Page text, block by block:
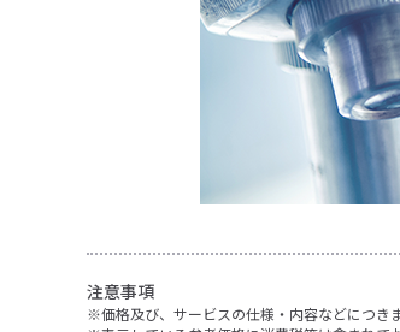
注意事項
価格及び、サービスの仕様・内容などにつき